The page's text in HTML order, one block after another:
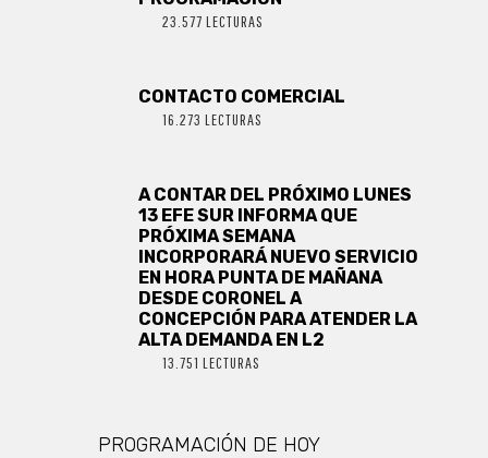
23.577 LECTURAS
CONTACTO COMERCIAL
16.273 LECTURAS
A CONTAR DEL PRÓXIMO LUNES
13 EFE SUR INFORMA QUE
PRÓXIMA SEMANA
INCORPORARÁ NUEVO SERVICIO
EN HORA PUNTA DE MAÑANA
DESDE CORONEL A
CONCEPCIÓN PARA ATENDER LA
ALTA DEMANDA EN L2
13.751 LECTURAS
PROGRAMACIÓN DE HOY